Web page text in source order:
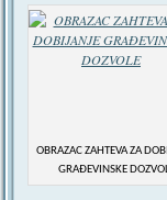
OBRAZAC ZAHTEVA ZA
GRAĐEVINSKE